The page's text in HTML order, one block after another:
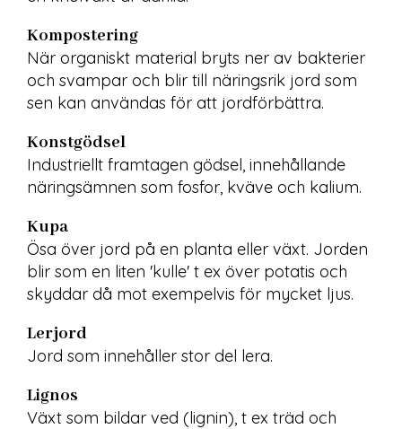
Kompostering
När organiskt material bryts ner av bakterier
och svampar och blir till näringsrik jord som
sen kan användas för att jordförbättra.
Konstgödsel
Industriellt framtagen gödsel, innehållande
näringsämnen som fosfor, kväve och kalium.
Kupa
Ösa över jord på en planta eller växt. Jorden
blir som en liten 'kulle' t ex över potatis och
skyddar då mot exempelvis för mycket ljus.
Lerjord
Jord som innehåller stor del lera.
Lignos
Växt som bildar ved (lignin), t ex träd och